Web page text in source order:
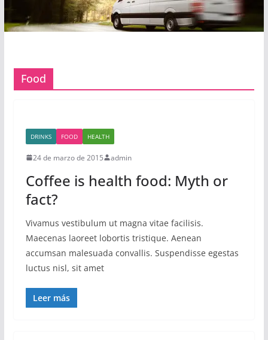
Food
DRINKS FOOD HEALTH
24 de marzo de 2015 admin
Coffee is health food: Myth or
fact?
Vivamus vestibulum ut magna vitae facilisis.
Maecenas laoreet lobortis tristique. Aenean
accumsan malesuada convallis. Suspendisse egestas
luctus nisl, sit amet
Leer más